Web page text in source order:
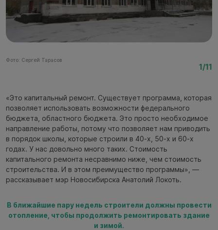
Фото: Сергей Тарасов
1/11
«Это капитальный ремонт. Существует программа, которая
позволяет использовать возможности федерального
бюджета, областного бюджета. Это просто необходимое
направление работы, потому что позволяет нам приводить
в порядок школы, которые строили в 40-х, 50-х и 60-х
годах. У нас довольно много таких. Стоимость
капитального ремонта несравнимо ниже, чем стоимость
строительства. И в этом преимущество программы», —
рассказывает мэр Новосибирска Анатолий Локоть.
В ближайшие пару недель строители должны провести
отопление, чтобы продолжить ремонтировать здание
и зимой.